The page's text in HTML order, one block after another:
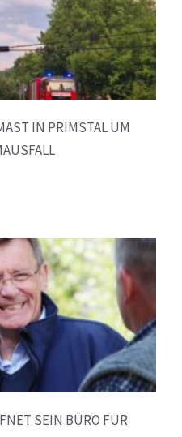
IN PRIMSTAL UM
SEIN BÜRO FÜR